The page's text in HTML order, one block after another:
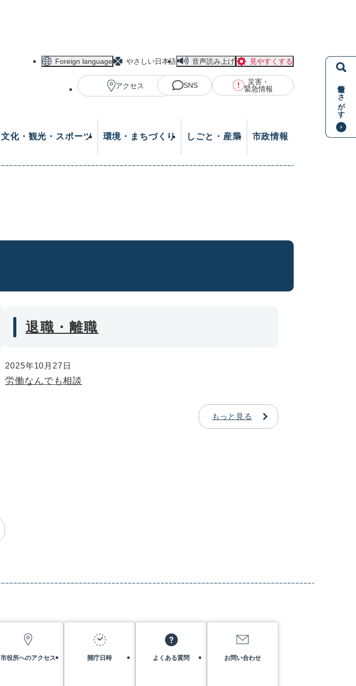
情報をさがす
Foreign language やさしい日本語 音声読み上げ 見やすくする
アクセス SNS
災害・
緊急情報
文化・観光・スポーツ 環境・まちづくり しごと・産業 市政情報
退職・離職
2025年10月27日
労働なんでも相談
もっと見る
市役所へのアクセス 開庁日時 よくある質問 お問い合わせ